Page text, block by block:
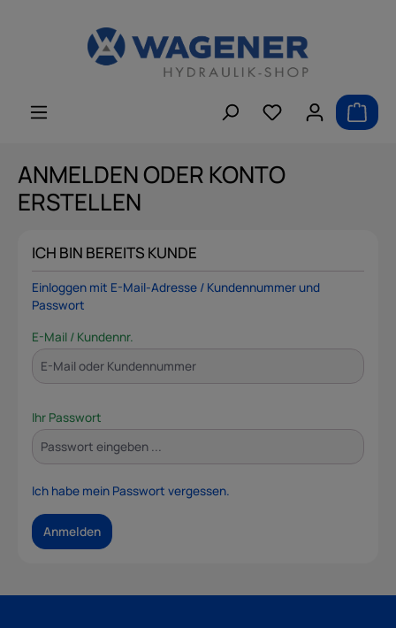
ANMELDEN ODER KONTO
ERSTELLEN
ICH BIN BEREITS KUNDE
Einloggen mit E-Mail-Adresse / Kundennummer und
Passwort
E-Mail / Kundennr.
Ihr Passwort
Ich habe mein Passwort vergessen.
Anmelden